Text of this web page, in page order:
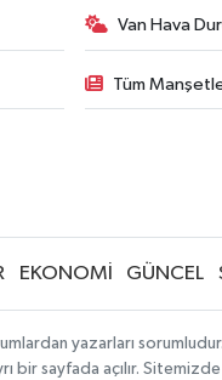
Van Hava
Tüm
EKONOMİ GÜNCEL
yazarları
bir sayfada açılır.